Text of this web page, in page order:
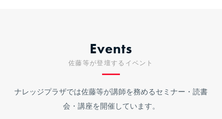
Events
佐藤等が登壇するイベント
ナレッジプラザでは佐藤等が講師を務めるセミナー・読書
会・講座を開催しています。